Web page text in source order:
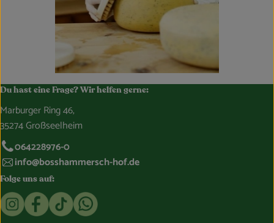
Du hast eine Frage? Wir helfen gerne:
Marburger Ring 46,
35274 Großseelheim
064228976-0
info@bosshammersch-hof.de
Folge uns auf:
Externer Link zu https://www.instagram.com/
Externer Link zu https://www.facebook.com/
Externer Link zu https://www.tiktok.com/
Externer Link zu https://whatsapp.com/